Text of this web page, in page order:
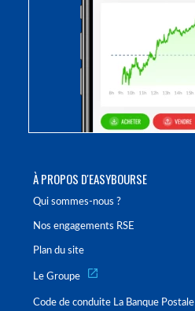
À PROPOS D'EASYBOURSE
Qui sommes-nous ?
Nos engagements RSE
Plan du site
Le Groupe
Code de conduite La Banque Postale